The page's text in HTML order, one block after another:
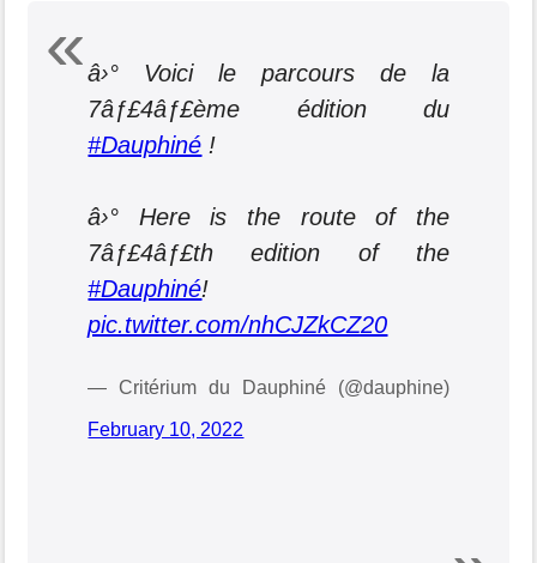
â›° Voici le parcours de la
7âƒ£4âƒ£ème édition du
#Dauphiné !
â›° Here is the route of the
7âƒ£4âƒ£th edition of the
#Dauphiné!
pic.twitter.com/nhCJZkCZ20
— Critérium du Dauphiné (@dauphine)
February 10, 2022